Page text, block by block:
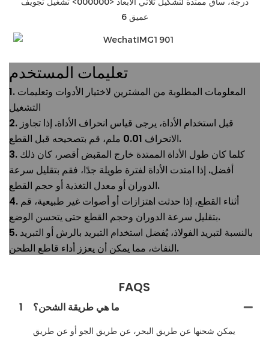
تعليمات المستخدم
1. المعلومات المطلوبة من المشترين لاختيار الأدوات وتعليمات
التشغيل
2. قبل استخدام الأداة، يرجى قياس انحراف الأداة. إذا تجاوز
الانحراف 0.01 ملم، قم بتصحيحه قبل القطع.
3. كلما كان طول الأداة الممتدة خارج المقبض أقصر، كان ذلك
أفضل. إذا امتدت الأداة لفترة طويلة جدًا، فقم بتقليل سرعة
الدوران أو معدل التغذية أو حجم القطع.
4. أثناء القطع، إذا حدثت اهتزازات أو أصوات غير طبيعية، قم
بتقليل سرعة الدوران وحجم القطع حتى يتحسن الوضع.
5. بالنسبة لتبريد الفولاذ، يُفضل استخدام التبريد بالرش أو التبريد
النفاث، مما يمكن أن يعزز أداء قاطع الطحن.
FAQS
1 ما هي طريقة الشحن؟
يمكن شحنها عن طريق البحر، عن طريق الجو أو عن طريق